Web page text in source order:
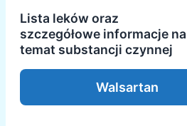
Lista leków oraz
szczegółowe informacje na
temat substancji czynnej
Walsartan